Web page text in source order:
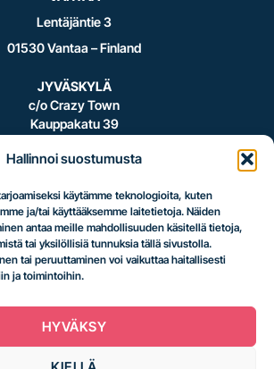
Hallinnoi suostumusta
käytämme teknologioita, kuten
ja/tai käyttääksemme laitetietoja. Näiden
antaa meille mahdollisuuden käsitellä tietoja,
tai yksilöllisiä tunnuksia tällä sivustolla.
tai peruuttaminen voi vaikuttaa haitallisesti
ja toimintoihin.
HYVÄKSY
Lentäjäntie 3
01530 Vantaa – Finland
JYVÄSKYLÄ
c/o Crazy Town
Kauppakatu 39
taso.